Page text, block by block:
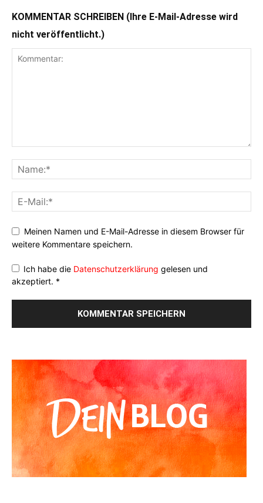
KOMMENTAR SCHREIBEN (Ihre E-Mail-Adresse wird
nicht veröffentlicht.)
Meinen Namen und E-Mail-Adresse in diesem Browser für
weitere Kommentare speichern.
Ich habe die Datenschutzerklärung gelesen und
akzeptiert. *